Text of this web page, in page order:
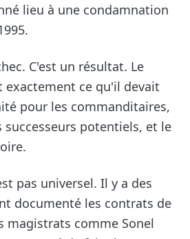
lieu à une condamnation
C'est un résultat. Le
exactement ce qu'il devait
pour les commanditaires,
potentiels, et le
pas universel. Il y a des
documenté les contrats de
magistrats comme Sonel